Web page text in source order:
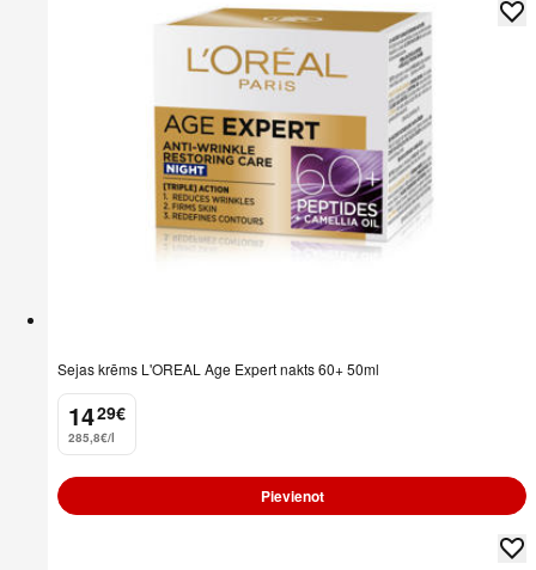
Sejas krēms L'OREAL Age Expert nakts 60+ 50ml
14
. 29€
285,8€/l
Pievienot